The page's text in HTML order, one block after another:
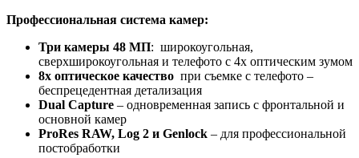
Профессиональная система камер:
Три камеры 48 МП: широкоугольная,
сверхширокоугольная и телефото с 4x оптическим зумом
8x оптическое качество при съемке с телефото –
беспрецедентная детализация
Dual Capture – одновременная запись с фронтальной и
основной камер
ProRes RAW, Log 2 и Genlock – для профессиональной
постобработки